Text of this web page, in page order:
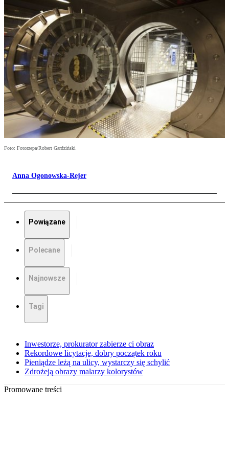
Foto: Fotorzepa/Robert Gardziński
Anna Ogonowska-Rejer
Powiązane
Polecane
Najnowsze
Tagi
Inwestorze, prokurator zabierze ci obraz
Rekordowe licytacje, dobry początek roku
Pieniądze leżą na ulicy, wystarczy się schylić
Zdrożeją obrazy malarzy kolorystów
Promowane treści